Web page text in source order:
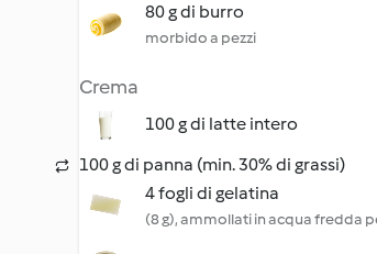
80 g di burro
morbido a pezzi
Crema
100 g di latte intero
100 g di panna (min. 30% di grassi)
4 fogli di gelatina
(8 g), ammollati in acqua fredda